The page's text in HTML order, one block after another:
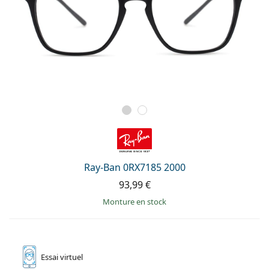
Ray-Ban 0RX7185 2000
93,99 €
Monture en stock
Essaivirtuel